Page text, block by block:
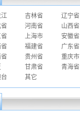
吉林省 辽宁省
河南省 山西省
上海市 安徽省
福建省 广东省
贵州省 重庆市
甘肃省 青海省
其它